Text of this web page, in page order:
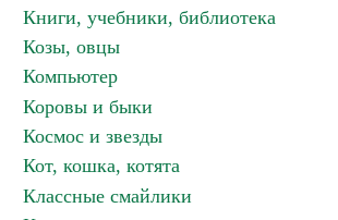
Книги, учебники, библиотека
Козы, овцы
Компьютер
Коровы и быки
Космос и звезды
Кот, кошка, котята
Классные смайлики